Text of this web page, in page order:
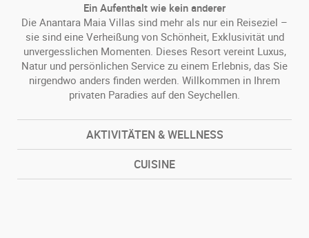
Ein Aufenthalt wie kein anderer
Die Anantara Maia Villas sind mehr als nur ein Reiseziel –
sie sind eine Verheißung von Schönheit, Exklusivität und
unvergesslichen Momenten. Dieses Resort vereint Luxus,
Natur und persönlichen Service zu einem Erlebnis, das Sie
nirgendwo anders finden werden. Willkommen in Ihrem
privaten Paradies auf den Seychellen.
AKTIVITÄTEN & WELLNESS
CUISINE